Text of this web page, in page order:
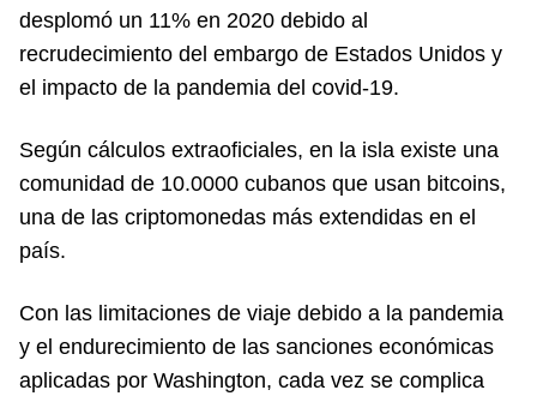
desplomó un 11% en 2020 debido al
recrudecimiento del embargo de Estados Unidos y
el impacto de la pandemia del covid-19.
Según cálculos extraoficiales, en la isla existe una
comunidad de 10.0000 cubanos que usan bitcoins,
una de las criptomonedas más extendidas en el
país.
Con las limitaciones de viaje debido a la pandemia
y el endurecimiento de las sanciones económicas
aplicadas por Washington, cada vez se complica